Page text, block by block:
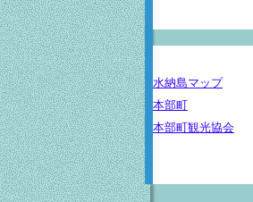
水納島マップ
本部町
本部町観光協会